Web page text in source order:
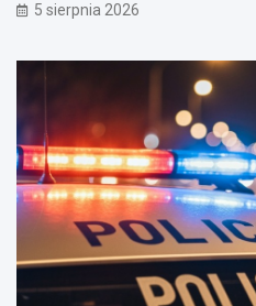
5 sierpnia 2026